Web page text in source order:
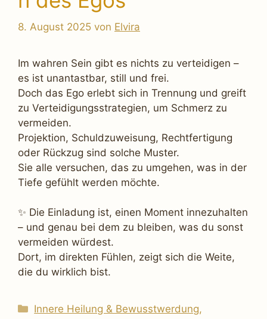
8. August 2025 von Elvira
Im wahren Sein gibt es nichts zu verteidigen –
es ist unantastbar, still und frei.
Doch das Ego erlebt sich in Trennung und greift
zu Verteidigungsstrategien, um Schmerz zu
vermeiden.
Projektion, Schuldzuweisung, Rechtfertigung
oder Rückzug sind solche Muster.
Sie alle versuchen, das zu umgehen, was in der
Tiefe gefühlt werden möchte.
✨ Die Einladung ist, einen Moment innezuhalten
– und genau bei dem zu bleiben, was du sonst
vermeiden würdest.
Dort, im direkten Fühlen, zeigt sich die Weite,
die du wirklich bist.
Kategorien
Innere Heilung & Bewusstwerdung,